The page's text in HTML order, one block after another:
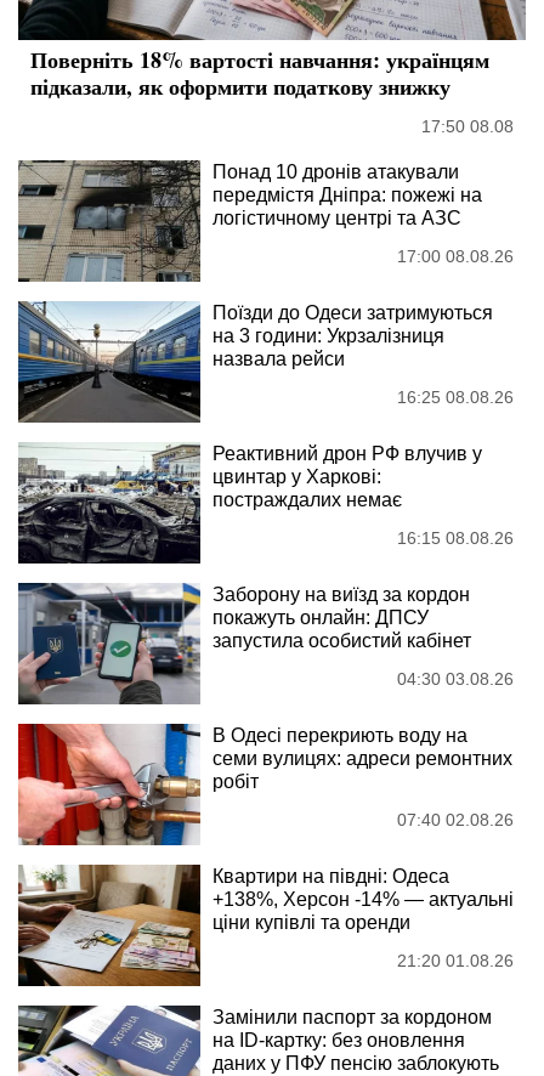
Поверніть 18% вартості навчання: українцям
підказали, як оформити податкову знижку
17:50 08.08
Понад 10 дронів атакували
передмістя Дніпра: пожежі на
логістичному центрі та АЗС
17:00 08.08.26
Поїзди до Одеси затримуються
на 3 години: Укрзалізниця
назвала рейси
16:25 08.08.26
Реактивний дрон РФ влучив у
цвинтар у Харкові:
постраждалих немає
16:15 08.08.26
Заборону на виїзд за кордон
покажуть онлайн: ДПСУ
запустила особистий кабінет
04:30 03.08.26
В Одесі перекриють воду на
семи вулицях: адреси ремонтних
робіт
07:40 02.08.26
Квартири на півдні: Одеса
+138%, Херсон -14% — актуальні
ціни купівлі та оренди
21:20 01.08.26
Замінили паспорт за кордоном
на ID-картку: без оновлення
даних у ПФУ пенсію заблокують